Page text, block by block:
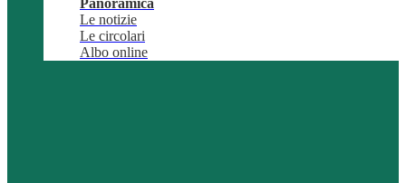
Panoramica
Le notizie
Le circolari
Albo online